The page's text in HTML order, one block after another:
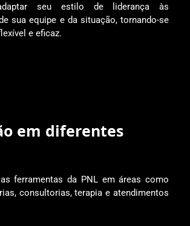
seu estilo de liderança às
sua equipe e da situação, tornando-se
e eficaz.
em diferentes
ferramentas da PNL em áreas como
consultorias, terapia e atendimentos